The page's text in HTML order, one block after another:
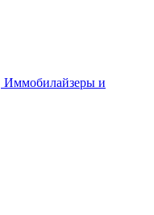
Иммобилайзеры и